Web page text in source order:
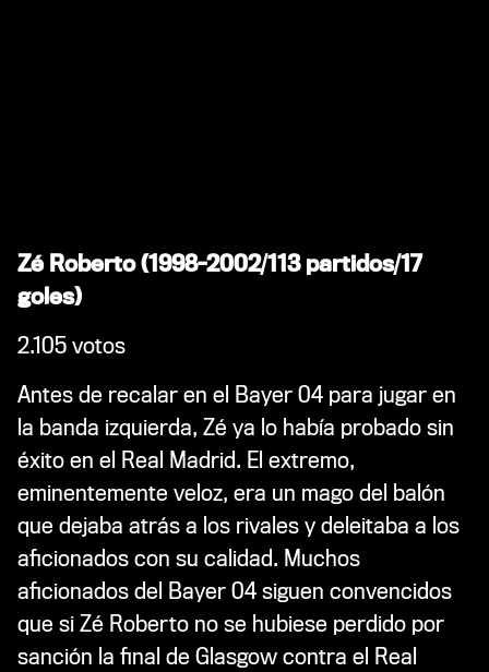
Zé Roberto (1998-2002/113 partidos/17
goles)
2.105 votos
Antes de recalar en el Bayer 04 para jugar en
la banda izquierda, Zé ya lo había probado sin
éxito en el Real Madrid. El extremo,
eminentemente veloz, era un mago del balón
que dejaba atrás a los rivales y deleitaba a los
aficionados con su calidad. Muchos
aficionados del Bayer 04 siguen convencidos
que si Zé Roberto no se hubiese perdido por
sanción la final de Glasgow contra el Real